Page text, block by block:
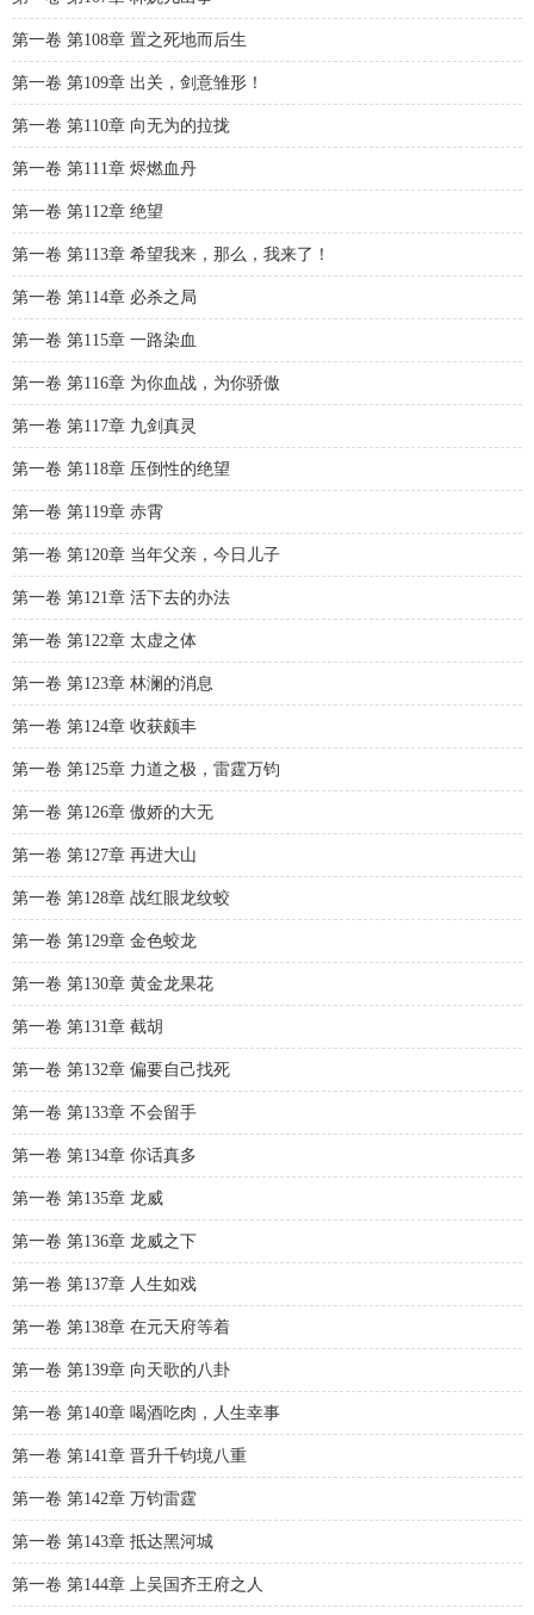
第一卷 第108章 置之死地而后生
第一卷 第109章 出关，剑意雏形！
第一卷 第110章 向无为的拉拢
第一卷 第111章 烬燃血丹
第一卷 第112章 绝望
第一卷 第113章 希望我来，那么，我来了！
第一卷 第114章 必杀之局
第一卷 第115章 一路染血
第一卷 第116章 为你血战，为你骄傲
第一卷 第117章 九剑真灵
第一卷 第118章 压倒性的绝望
第一卷 第119章 赤霄
第一卷 第120章 当年父亲，今日儿子
第一卷 第121章 活下去的办法
第一卷 第122章 太虚之体
第一卷 第123章 林澜的消息
第一卷 第124章 收获颇丰
第一卷 第125章 力道之极，雷霆万钧
第一卷 第126章 傲娇的大无
第一卷 第127章 再进大山
第一卷 第128章 战红眼龙纹蛟
第一卷 第129章 金色蛟龙
第一卷 第130章 黄金龙果花
第一卷 第131章 截胡
第一卷 第132章 偏要自己找死
第一卷 第133章 不会留手
第一卷 第134章 你话真多
第一卷 第135章 龙威
第一卷 第136章 龙威之下
第一卷 第137章 人生如戏
第一卷 第138章 在元天府等着
第一卷 第139章 向天歌的八卦
第一卷 第140章 喝酒吃肉，人生幸事
第一卷 第141章 晋升千钧境八重
第一卷 第142章 万钧雷霆
第一卷 第143章 抵达黑河城
第一卷 第144章 上吴国齐王府之人